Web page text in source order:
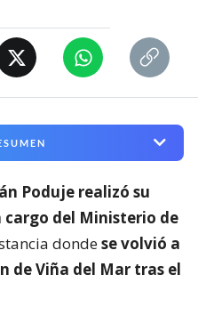
Poduje realizó su
del Ministerio de
dondese volvió a
de Viña del Mar tras el